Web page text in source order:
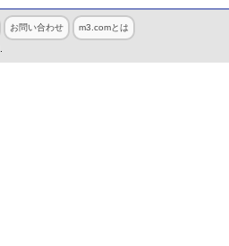
お問い合わせ m3.comとは